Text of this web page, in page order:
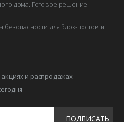
дома. Готовое решение
для блок-постов и
и распродажах
ПОДПИСАТЬ